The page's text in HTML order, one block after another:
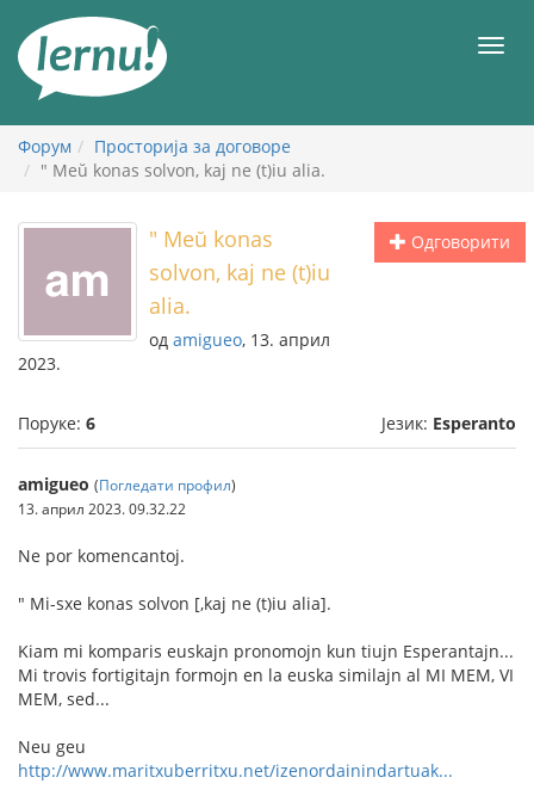
садржају
Форум
Просторија за договоре
" Meŭ konas solvon, kaj ne (t)iu alia.
Одговорити
" Meŭ konas
solvon, kaj ne (t)iu
alia.
од amigueo, 13. април
2023.
Поруке: 6 Језик: Esperanto
amigueo (Погледати профил)
13. април 2023. 09.32.22
Ne por komencantoj.
" Mi-sxe konas solvon [,kaj ne (t)iu alia].
Kiam mi komparis euskajn pronomojn kun tiujn Esperantajn...
Mi trovis fortigitajn formojn en la euska similajn al MI MEM, VI
MEM, sed...
Neu geu
http://www.maritxuberritxu.net/izenordainindartuak...